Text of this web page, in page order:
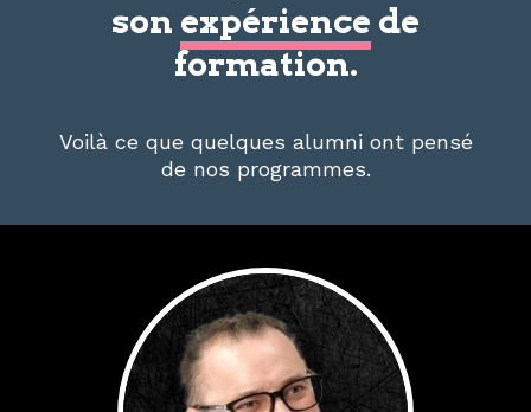
son expérience de
formation.
Voilà ce que quelques alumni ont pensé
de nos programmes.